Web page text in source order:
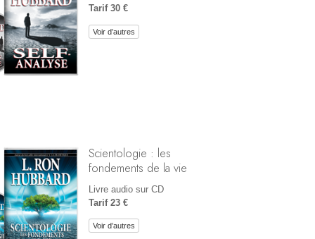
Tarif 30 €
Voir d’autres
Scientologie : les
fondements de la vie
Livre audio sur CD
Tarif 23 €
Voir d’autres